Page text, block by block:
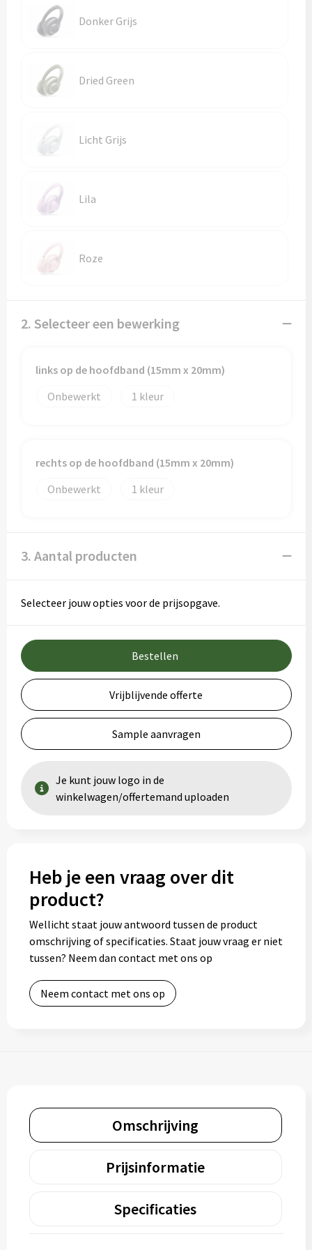
Donker Grijs
Dried Green
Licht Grijs
Lila
Roze
2. Selecteer een bewerking
links op de hoofdband (15mm x 20mm)
Onbewerkt
1
rechts op de hoofdband (15mm x 20mm)
Onbewerkt
1
3. Aantal producten
Selecteer jouw opties voor de prijsopgave.
Bestellen
Vrijblijvende offerte
Sample aanvragen
Je kunt jouw logo in de
winkelwagen/offertemand uploaden
Heb je een vraag over dit
product?
Wellicht staat jouw antwoord tussen de product
omschrijving of specificaties. Staat jouw vraag er niet
tussen? Neem dan contact met ons op
Neem contact met ons op
Omschrijving
Prijsinformatie
Specificaties